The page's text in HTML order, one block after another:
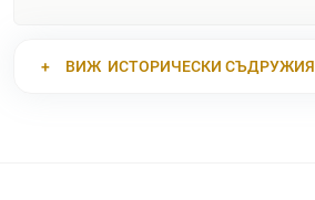
ВИЖ ИСТОРИЧЕСКИ СЪДРУЖИЯ